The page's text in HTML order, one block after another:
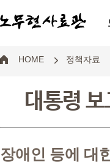
HOME 정책자료
대통령 보
장애인 등에 대